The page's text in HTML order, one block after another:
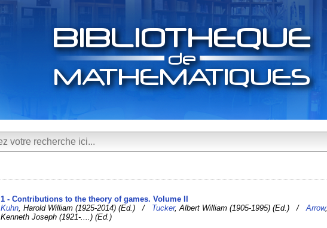
1 - Contributions to the theory of games. Volume II
Kuhn , Harold William (1925-2014) (Ed.) / Tucker, Albert William (1905-1995) (Ed.) /Arrow,
Kenneth Joseph (1921-....) (Ed.)